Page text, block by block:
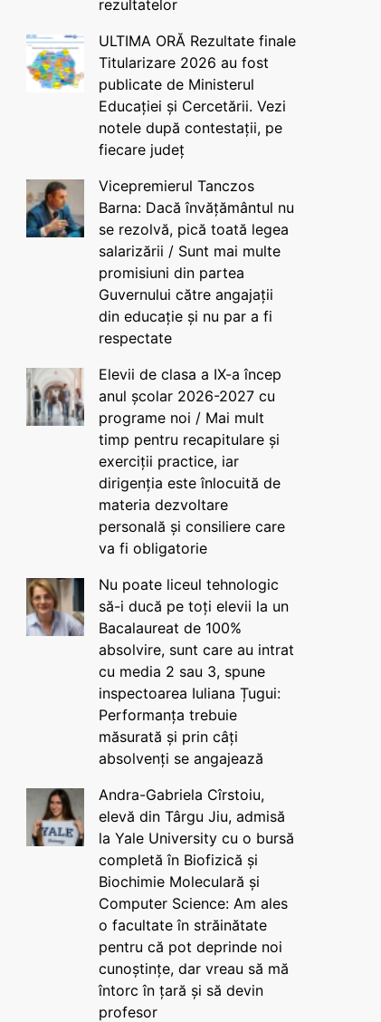
rezultatelor
ULTIMA ORĂ Rezultate finale
Titularizare 2026 au fost
publicate de Ministerul
Educației și Cercetării. Vezi
notele după contestații, pe
fiecare județ
Vicepremierul Tanczos
Barna: Dacă învățământul nu
se rezolvă, pică toată legea
salarizării / Sunt mai multe
promisiuni din partea
Guvernului către angajații
din educație și nu par a fi
respectate
Elevii de clasa a IX-a încep
anul școlar 2026-2027 cu
programe noi / Mai mult
timp pentru recapitulare și
exerciții practice, iar
dirigenția este înlocuită de
materia dezvoltare
personală și consiliere care
va fi obligatorie
Nu poate liceul tehnologic
să-i ducă pe toți elevii la un
Bacalaureat de 100%
absolvire, sunt care au intrat
cu media 2 sau 3, spune
inspectoarea Iuliana Țugui:
Performanța trebuie
măsurată și prin câți
absolvenți se angajează
Andra-Gabriela Cîrstoiu,
elevă din Târgu Jiu, admisă
la Yale University cu o bursă
completă în Biofizică și
Biochimie Moleculară și
Computer Science: Am ales
o facultate în străinătate
pentru că pot deprinde noi
cunoștințe, dar vreau să mă
întorc în țară și să devin
profesor